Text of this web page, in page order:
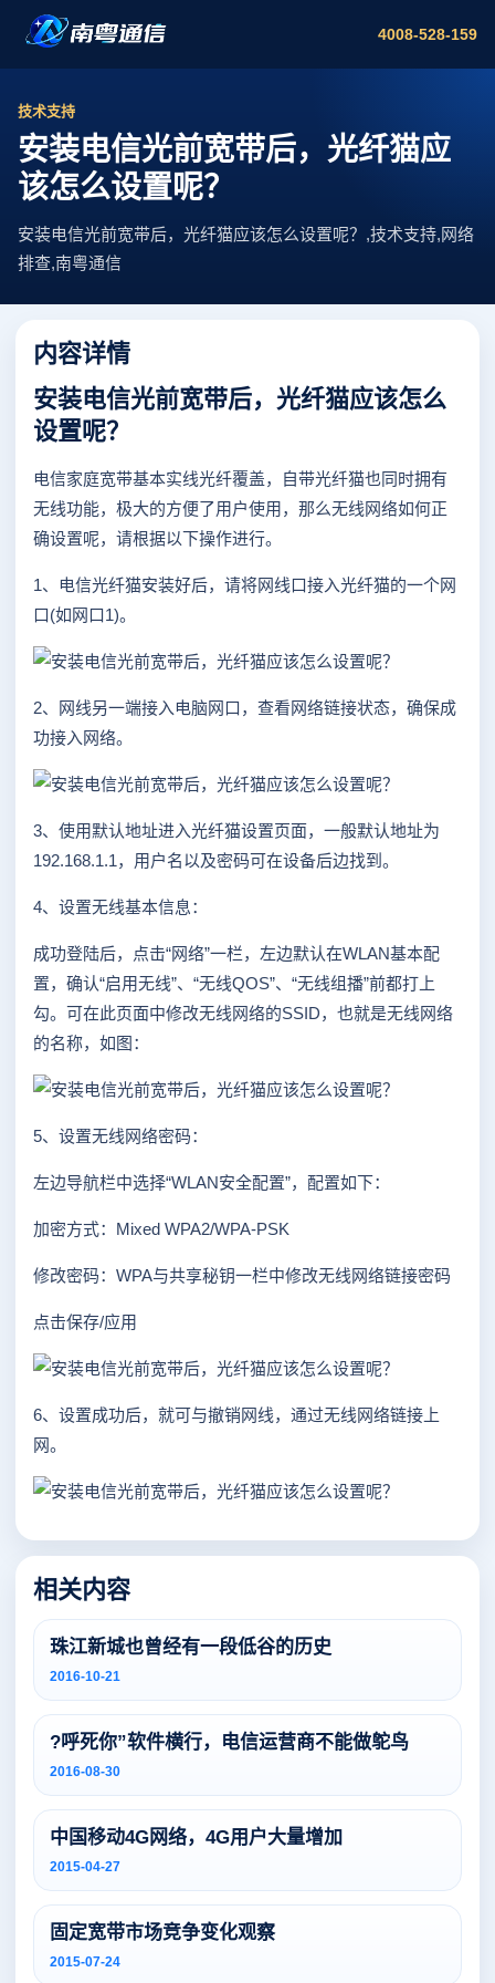
4008-528-159
技术支持
安装电信光前宽带后，光纤猫应
该怎么设置呢？
安装电信光前宽带后，光纤猫应该怎么设置呢？,技术支持,网络
排查,南粤通信
内容详情
安装电信光前宽带后，光纤猫应该怎么
设置呢？
电信家庭宽带基本实线光纤覆盖，自带光纤猫也同时拥有
无线功能，极大的方便了用户使用，那么无线网络如何正
确设置呢，请根据以下操作进行。
1、电信光纤猫安装好后，请将网线口接入光纤猫的一个网
口(如网口1)。
2、网线另一端接入电脑网口，查看网络链接状态，确保成
功接入网络。
3、使用默认地址进入光纤猫设置页面，一般默认地址为
192.168.1.1，用户名以及密码可在设备后边找到。
4、设置无线基本信息：
成功登陆后，点击“网络”一栏，左边默认在WLAN基本配
置，确认“启用无线”、“无线QOS”、“无线组播”前都打上
勾。可在此页面中修改无线网络的SSID，也就是无线网络
的名称，如图：
5、设置无线网络密码：
左边导航栏中选择“WLAN安全配置”，配置如下：
加密方式：Mixed WPA2/WPA-PSK
修改密码：WPA与共享秘钥一栏中修改无线网络链接密码
点击保存/应用
6、设置成功后，就可与撤销网线，通过无线网络链接上
网。
相关内容
珠江新城也曾经有一段低谷的历史
2016-10-21
?呼死你”软件横行，电信运营商不能做鸵鸟
2016-08-30
中国移动4G网络，4G用户大量增加
2015-04-27
固定宽带市场竞争变化观察
2015-07-24